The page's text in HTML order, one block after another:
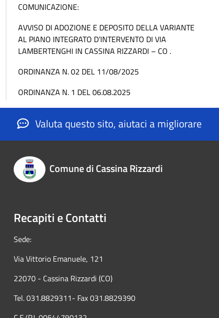
COMUNICAZIONE:
AVVISO DI ADOZIONE E DEPOSITO DELLA VARIANTE
AL PIANO INTEGRATO D’INTERVENTO DI VIA
LAMBERTENGHI IN CASSINA RIZZARDI – CO .
ORDINANZA N. 02 DEL 11/08/2025
ORDINANZA N. 1 DEL 06.08.2025
Valuta questo sito, aiutaci a migliorare
Comune di Cassina Rizzardi
Recapiti e Contatti
Sede:
Via Vittorio Emanuele, 121
22070 - Cassina Rizzardi (CO)
Tel. 031.8829311- Fax 031.8829390